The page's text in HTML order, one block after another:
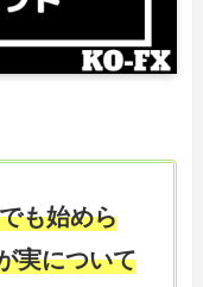
も始めら
実について